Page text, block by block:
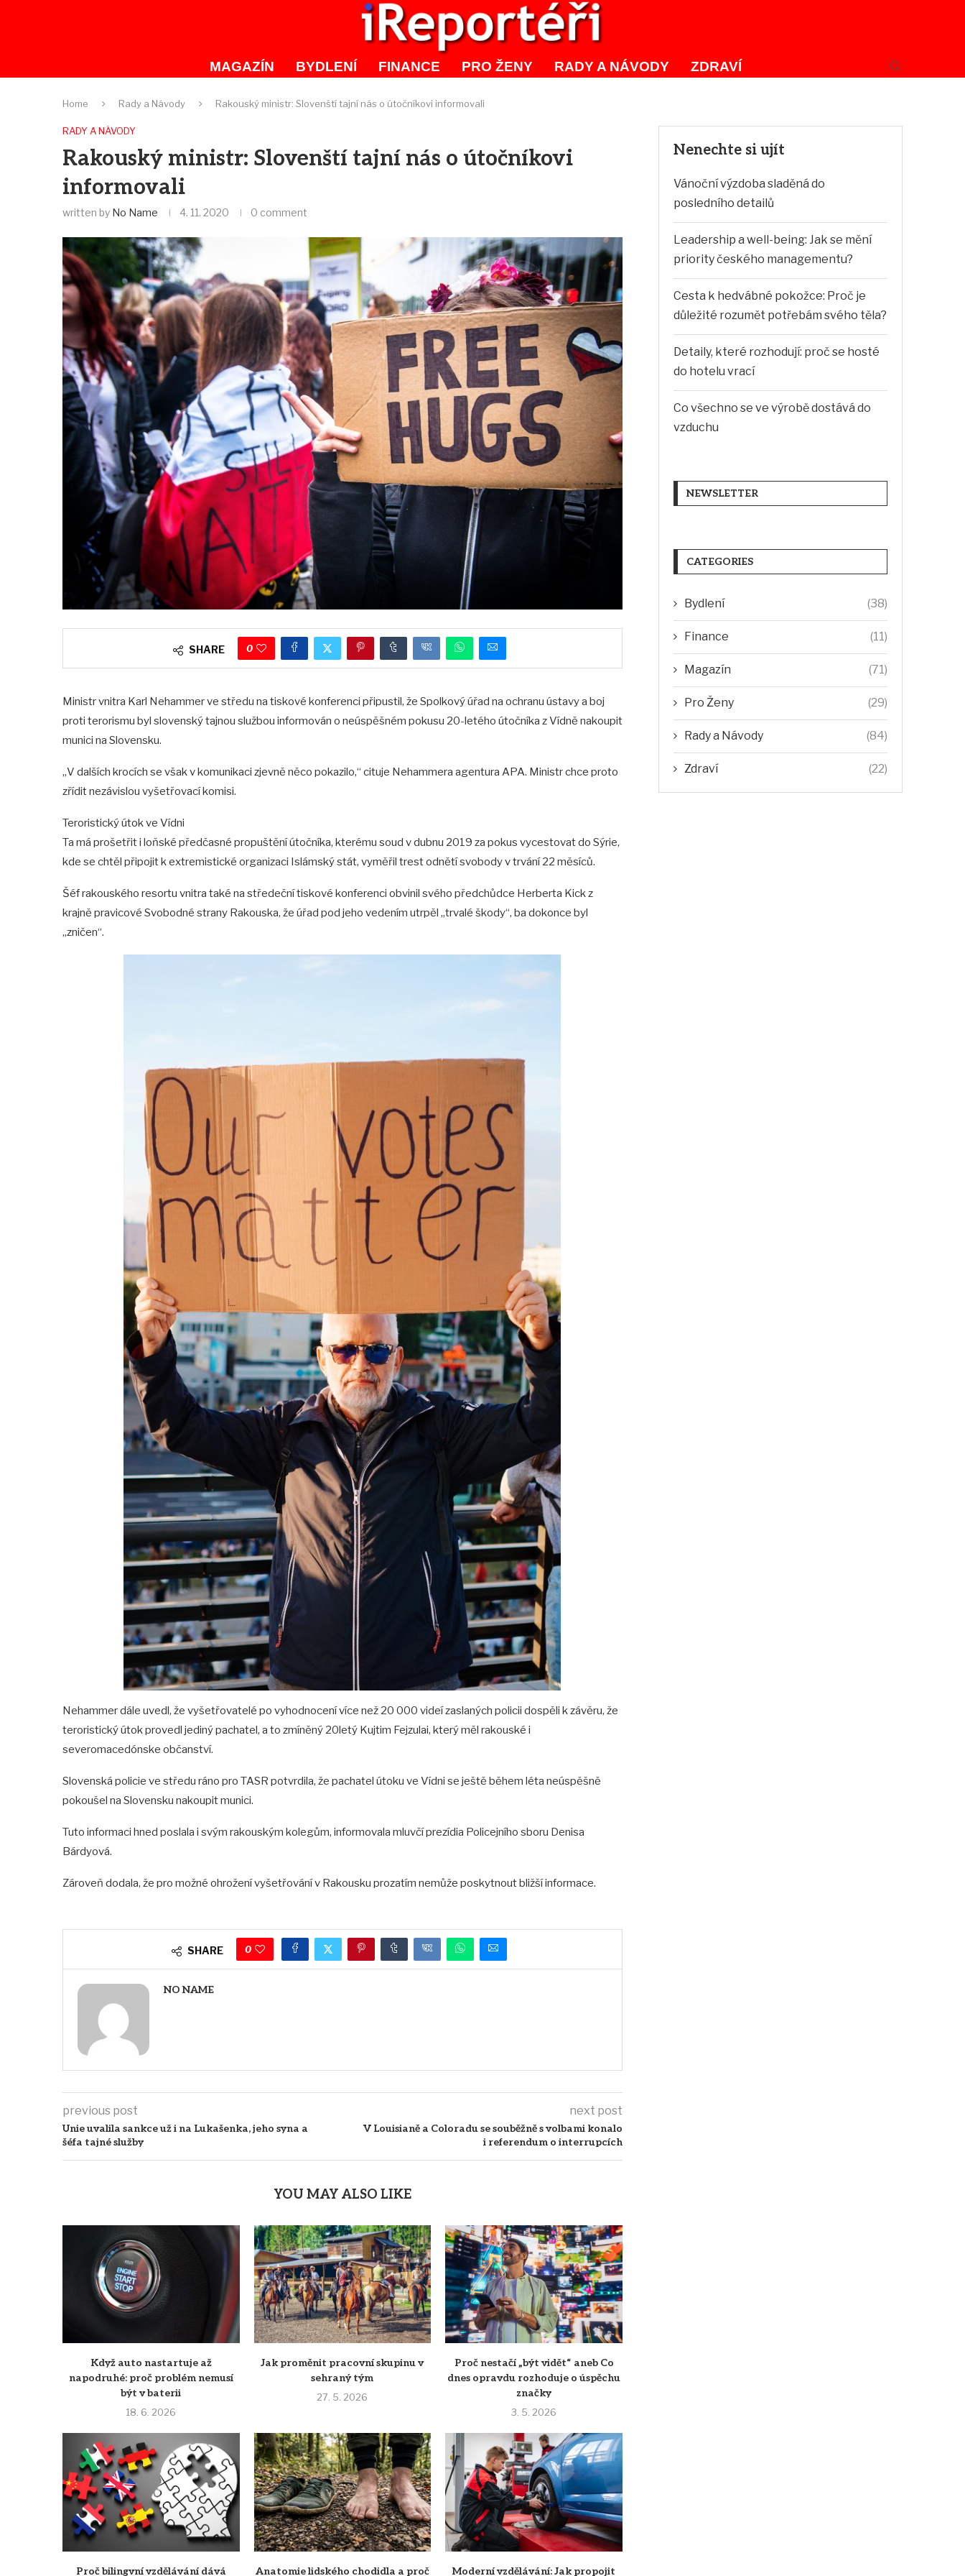
MAGAZÍN BYDLENÍ FINANCE PRO ŽENY RADY A NÁVODY ZDRAVÍ
Home Rady a Návody Rakouský ministr: Slovenští tajní nás o útočníkovi informovali
RADY A NÁVODY
Rakouský ministr: Slovenští tajní nás o útočníkovi
informovali
written by No Name 4. 11. 2020 0 comment
SHARE 0
Ministr vnitra Karl Nehammer ve středu na tiskové konferenci připustil, že Spolkový úřad na ochranu ústavy a boj
proti terorismu byl slovenský tajnou službou informován o neúspěšném pokusu 20-letého útočníka z Vídně nakoupit
munici na Slovensku.
„V dalších krocích se však v komunikaci zjevně něco pokazilo,“ cituje Nehammera agentura APA. Ministr chce proto
zřídit nezávislou vyšetřovací komisi.
Teroristický útok ve Vídni
Ta má prošetřit i loňské předčasné propuštění útočníka, kterému soud v dubnu 2019 za pokus vycestovat do Sýrie,
kde se chtěl připojit k extremistické organizaci Islámský stát, vyměřil trest odnětí svobody v trvání 22 měsíců.
Šéf rakouského resortu vnitra také na středeční tiskové konferenci obvinil svého předchůdce Herberta Kick z
krajně pravicové Svobodné strany Rakouska, že úřad pod jeho vedením utrpěl „trvalé škody“, ba dokonce byl
„zničen“.
Nehammer dále uvedl, že vyšetřovatelé po vyhodnocení více než 20 000 videí zaslaných policii dospěli k závěru, že
teroristický útok provedl jediný pachatel, a to zmíněný 20letý Kujtim Fejzulai, který měl rakouské i
severomacedónske občanství.
Slovenská policie ve středu ráno pro TASR potvrdila, že pachatel útoku ve Vídni se ještě během léta neúspěšně
pokoušel na Slovensku nakoupit munici.
Tuto informaci hned poslala i svým rakouským kolegům, informovala mluvčí prezídia Policejního sboru Denisa
Bárdyová.
Zároveň dodala, že pro možné ohrožení vyšetřování v Rakousku prozatím nemůže poskytnout bližší informace.
SHARE 0
NO NAME
previous post
Unie uvalila sankce už i na Lukašenka, jeho syna a
šéfa tajné služby
next post
V Louisianě a Coloradu se souběžně s volbami konalo
i referendum o interrupcích
YOU MAY ALSO LIKE
Když auto nastartuje až
napodruhé: proč problém nemusí
být v baterii
18. 6. 2026
Jak proměnit pracovní skupinu v
sehraný tým
27. 5. 2026
Proč nestačí „být vidět“ aneb Co
dnes opravdu rozhoduje o úspěchu
značky
3. 5. 2026
Proč bilingvní vzdělávání dává Anatomie lidského chodidla a proč Moderní vzdělávání: Jak propojit
Nenechte si ujít
Vánoční výzdoba sladěná do
posledního detailů
Leadership a well-being: Jak se mění
priority českého managementu?
Cesta k hedvábné pokožce: Proč je
důležité rozumět potřebám svého těla?
Detaily, které rozhodují: proč se hosté
do hotelu vrací
Co všechno se ve výrobě dostává do
vzduchu
NEWSLETTER
CATEGORIES
Bydlení (38)
Finance (11)
Magazín (71)
Pro Ženy (29)
Rady a Návody (84)
Zdraví (22)